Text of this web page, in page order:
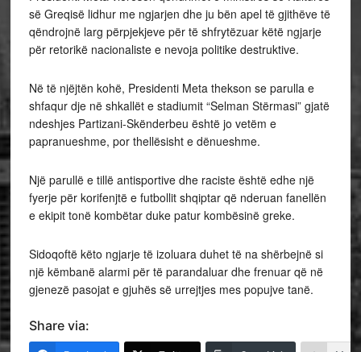
së Greqisë lidhur me ngjarjen dhe ju bën apel të gjithëve të
qëndrojnë larg përpjekjeve për të shfrytëzuar këtë ngjarje
për retorikë nacionaliste e nevoja politike destruktive.
Në të njëjtën kohë, Presidenti Meta thekson se parulla e
shfaqur dje në shkallët e stadiumit “Selman Stërmasi” gjatë
ndeshjes Partizani-Skënderbeu është jo vetëm e
papranueshme, por thellësisht e dënueshme.
Një parullë e tillë antisportive dhe raciste është edhe një
fyerje për korifenjtë e futbollit shqiptar që nderuan fanellën
e ekipit tonë kombëtar duke patur kombësinë greke.
Sidoqoftë këto ngjarje të izoluara duhet të na shërbejnë si
një këmbanë alarmi për të parandaluar dhe frenuar që në
gjenezë pasojat e gjuhës së urrejtjes mes popujve tanë.
Share via: